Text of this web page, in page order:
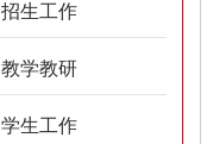
招生工作
教学教研
学生工作